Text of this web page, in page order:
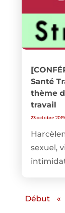
Santé
thème
travail
23 octobre 2019
sexuel,
Début «